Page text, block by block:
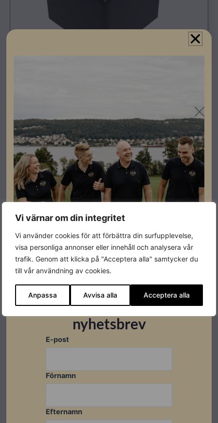
Vi värnar om din integritet
Vi använder cookies för att förbättra din surfupplevelse,
visa personliga annonser eller innehåll och analysera vår
trafik. Genom att klicka på "Acceptera alla" samtycker du
till vår användning av cookies.
Anpassa Avvisa alla Acceptera alla
Enkel att montera på infästningsskenan.
Designat med låsfunktion samt dräneringshål.
Specifikationer
Produktgaranti 30 år
Längd 66 mm
Bredd 72 mm
83 mm
Varumärke Nordmount
Prenumerera på vårt
nyhetsbrev
E-post
Förnamn
Efternamn